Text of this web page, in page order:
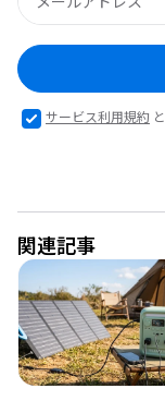
サービス利用規約 と
関連記事